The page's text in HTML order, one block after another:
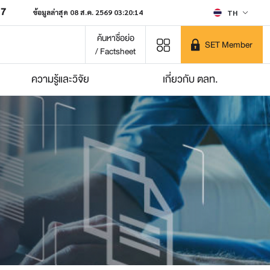
ข้อมูลล่าสุด 08 ส.ค. 2569 03:20:14 TH
ค้นหาชื่อย่อ
/ Factsheet
SET Member
ความรู้และวิจัย เกี่ยวกับ ตลท.